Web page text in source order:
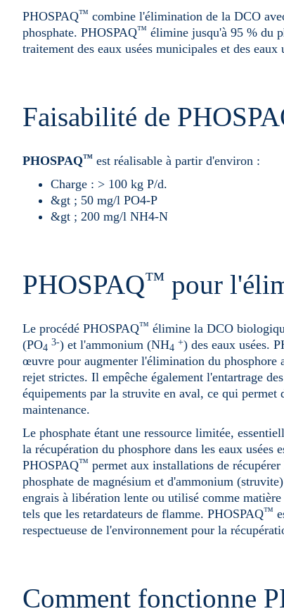
PHOSPAQ™ combine l'élimination de la DCO
phosphate. PHOSPAQ™ élimine jusqu'à 95 % du
traitement des eaux usées municipales et des eaux
Faisabilité de
PHOSPAQ™ est réalisable à partir d'environ :
Charge : > 100 kg P/d.
&gt ; 50 mg/l PO4-P
&gt ; 200 mg/l NH4-N
PHOSPAQ™ pour
Le procédé PHOSPAQ™ élimine la DCO
(PO4
3-) et l'ammonium (NH4
+) des eaux usées.
œuvre pour augmenter l'élimination du phosphore
rejet strictes. Il empêche également l'entartrage
équipements par la struvite en aval, ce qui permet
maintenance.
Le phosphate étant une ressource limitée,
la récupération du phosphore dans les eaux usées
PHOSPAQ™ permet aux installations de
phosphate de magnésium et d'ammonium
engrais à libération lente ou utilisé comme
tels que les retardateurs de flamme. PHOSPAQ™
respectueuse de l'environnement pour la
Comment fonctionne